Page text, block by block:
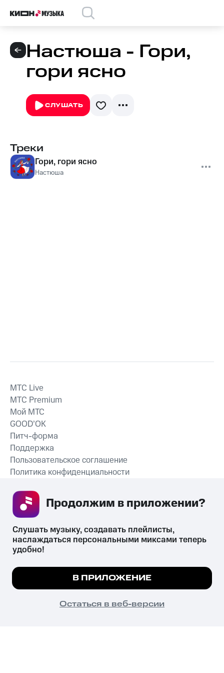
Настюша - Гори,
гори ясно
СЛУШАТЬ
Треки
Гори, гори ясно
Настюша
СКАЧАТЬ ПРИЛОЖЕНИЕ
MTС Live
MTС Premium
Мой МТС
GOOD’OK
Питч-форма
Поддержка
Пользовательское соглашение
Политика конфиденциальности
психотропных веществ, их аналогов причиняет вред здоровью,
их незаконный оборот запрещён и влечёт установленную
законодательством ответственность.
© 2026 ООО «КИОН».
Все права защищены
Мы используем куки, чтобы на сайте все
Подробнее
ПОНЯТНО
Слушать музыку, создавать плейлисты,
наслаждаться персональными миксами теперь
удобно!
В ПРИЛОЖЕНИЕ
Остаться в веб-версии